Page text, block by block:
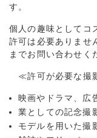
す。
個人の趣味としてコ
許可は必要ありませ
までお問い合わせく
≪許可が必要な撮
映画やドラマ、広
業としての記念撮
モデルを用いた撮